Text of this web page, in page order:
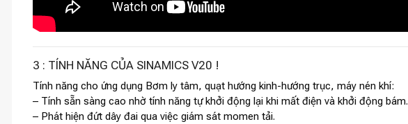
3 : TÍNH NĂNG CỦA SINAMICS V20 !
Tính năng cho ứng dụng Bơm ly tâm, quạt hướng kinh-hướng trục, máy nén khí:
– Tính sẵn sàng cao nhờ tính năng tự khởi động lại khi mất điện và khởi động bám.
– Phát hiện đứt dây đai qua việc giám sát momen tải.